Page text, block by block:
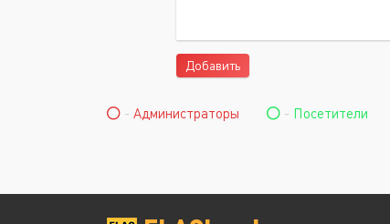
Добавить
- Администраторы - Посетители